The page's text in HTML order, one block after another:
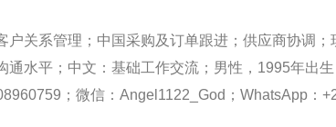
户关系管理；中国采购及订单跟进；供应商协调
水平；中文：基础工作交流；男性，1995年出生
；微信：Angel1122_God；WhatsApp：